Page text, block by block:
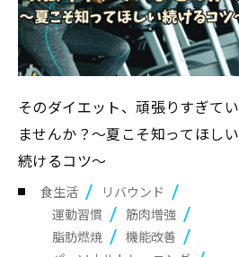
そのダイエット、頑張りすぎてい
ませんか？～夏こそ知ってほしい
続けるコツ～
食生活
リバウンド
運動習慣
筋肉増強
脂肪燃焼
機能改善